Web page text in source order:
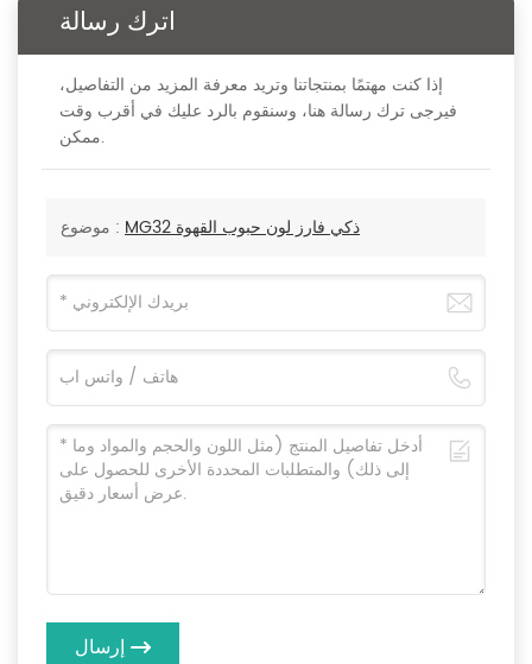
اترك رسالة
إذا كنت مهتمًا بمنتجاتنا وتريد معرفة المزيد من التفاصيل،
فيرجى ترك رسالة هنا، وسنقوم بالرد عليك في أقرب وقت
ممكن.
موضوع : MG32 ذكي فارز لون حبوب القهوة
إرسال